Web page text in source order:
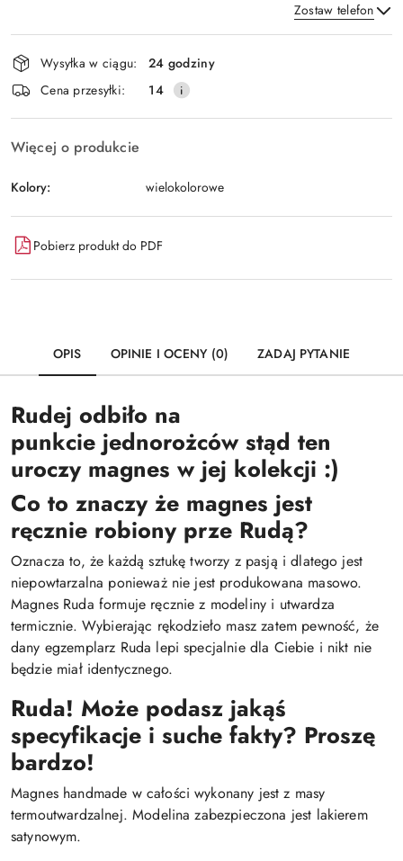
Zostaw telefon
Wyślij
Dostępność
i
dostawa
Wysyłka w ciągu:
24 godziny
Cena przesyłki:
14
Więcej o produkcie
Kolory: wielokolorowe
Pobierz produkt do PDF
OPIS OPINIE I OCENY (0) ZADAJ PYTANIE
Rudej odbiło na
punkcie jednorożców stąd ten
uroczy magnes w jej kolekcji :)
Co to znaczy że magnes jest
ręcznie robiony prze Rudą?
Oznacza to, że każdą sztukę tworzy z pasją i dlatego jest
niepowtarzalna ponieważ nie jest produkowana masowo.
Magnes Ruda formuje ręcznie z modeliny i utwardza
termicznie. Wybierając rękodzieło masz zatem pewność, że
dany egzemplarz Ruda lepi specjalnie dla Ciebie i nikt nie
będzie miał identycznego.
Ruda! Może podasz jakąś
specyfikacje i suche fakty? Proszę
bardzo!
Magnes handmade w całości wykonany jest z masy
termoutwardzalnej. Modelina zabezpieczona jest lakierem
satynowym.